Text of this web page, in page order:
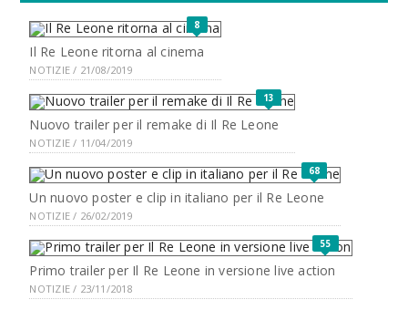
8
Il Re Leone ritorna al cinema
NOTIZIE / 21/08/2019
13
Nuovo trailer per il remake di Il Re Leone
NOTIZIE / 11/04/2019
68
Un nuovo poster e clip in italiano per il Re Leone
NOTIZIE / 26/02/2019
55
Primo trailer per Il Re Leone in versione live action
NOTIZIE / 23/11/2018